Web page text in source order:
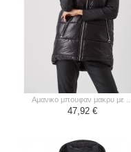
αμανικο μπουφαν μακρυ με ...
47,92 €